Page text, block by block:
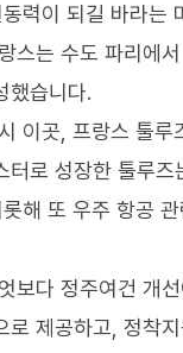
력이 되길 바라는
스는 수도 파리에
했습니다.
이곳, 프랑스 툴루
로 성장한 툴루즈
해 또 우주 항공
보다 정주여건 개
제공하고, 정착